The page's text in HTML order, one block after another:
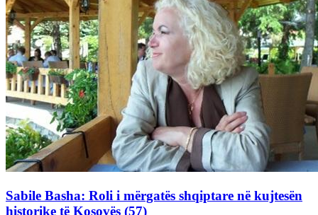
Sabile Basha: Roli i mërgatës shqiptare në kujtesën
historike të Kosovës (57)